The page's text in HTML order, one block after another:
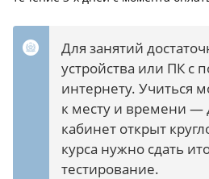
Для занятий
устройства или ПК с
интернету. Учиться
к месту и времени —
кабинет открыт
курса нужно сдать
тестирование.